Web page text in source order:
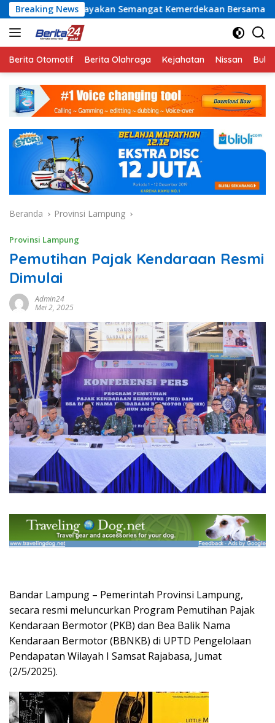
Langsung
ke
konten
Breaking News
Semangat Kemerdekaan Bersama Promo “Merdeka
Berita Otomotif Berita Olahraga Kejahatan Nissan
Beranda Provinsi Lampung
Provinsi Lampung
Pemutihan Pajak Kendaraan Resmi
Dimulai
Admin24
Mei 2, 2025
Bandar Lampung – Pemerintah Provinsi Lampung,
secara resmi meluncurkan Program Pemutihan Pajak
Kendaraan Bermotor (PKB) dan Bea Balik Nama
Kendaraan Bermotor (BBNKB) di UPTD Pengelolaan
Pendapatan Wilayah I Samsat Rajabasa, Jumat
(2/5/2025).